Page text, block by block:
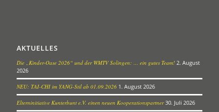
AKTUELLES
Die „Kinder-Oase 2026“ und der WMTV Solingen: … ein gutes Team! 2. August
2026
NEU: TAI-CHI im YANG-Stil ab 01.09.2026 1. August 2026
Elterninitiative Kunterbunt e.V. einen neuen Kooperationspartner 30. Juli 2026